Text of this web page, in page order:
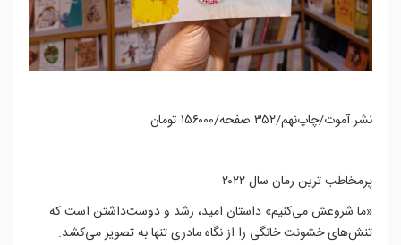
نشر آموت/چاپ‌نهم/۳۵۲ صفحه/۱۵۶۰۰۰ تومان
پرمخاطب ترین رمان سال ۲۰۲۲
«ما شروعش می‌کنیم» داستان امید، رشد و دوست‌داشتن است که
تنش‌های خشونت خانگی را از نگاه مادری تنها به تصویر می‌کشد.